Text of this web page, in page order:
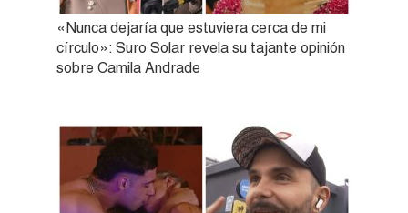
«Nunca dejaría que estuviera cerca de mi
círculo»: Suro Solar revela su tajante opinión
sobre Camila Andrade